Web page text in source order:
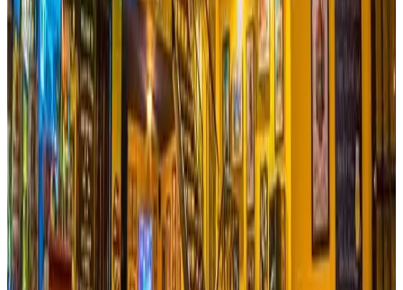
Ver sitio →
Ibagué
Hotel Iguaima